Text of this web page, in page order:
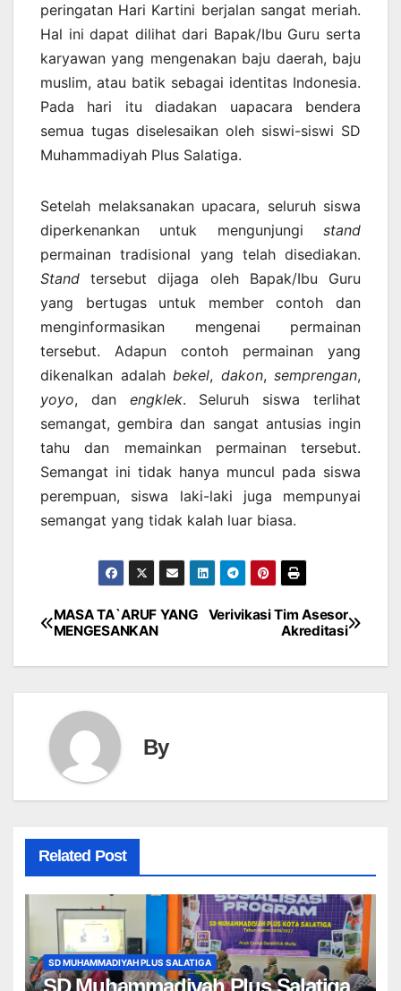
peringatan Hari Kartini berjalan sangat meriah.
Hal ini dapat dilihat dari Bapak/Ibu Guru serta
karyawan yang mengenakan baju daerah, baju
muslim, atau batik sebagai identitas Indonesia.
Pada hari itu diadakan uapacara bendera
semua tugas diselesaikan oleh siswi-siswi SD
Muhammadiyah Plus Salatiga.
Setelah melaksanakan upacara, seluruh siswa
diperkenankan untuk mengunjungi stand
permainan tradisional yang telah disediakan.
Stand tersebut dijaga oleh Bapak/Ibu Guru
yang bertugas untuk member contoh dan
menginformasikan mengenai permainan
tersebut. Adapun contoh permainan yang
dikenalkan adalah bekel, dakon, semprengan,
yoyo, dan engklek. Seluruh siswa terlihat
semangat, gembira dan sangat antusias ingin
tahu dan memainkan permainan tersebut.
Semangat ini tidak hanya muncul pada siswa
perempuan, siswa laki-laki juga mempunyai
semangat yang tidak kalah luar biasa.
Post
navigation
Verivikasi Tim Asesor
Akreditasi
MASA TA`ARUF YANG
MENGESANKAN
By
Related Post
SD MUHAMMADIYAH PLUS SALATIGA